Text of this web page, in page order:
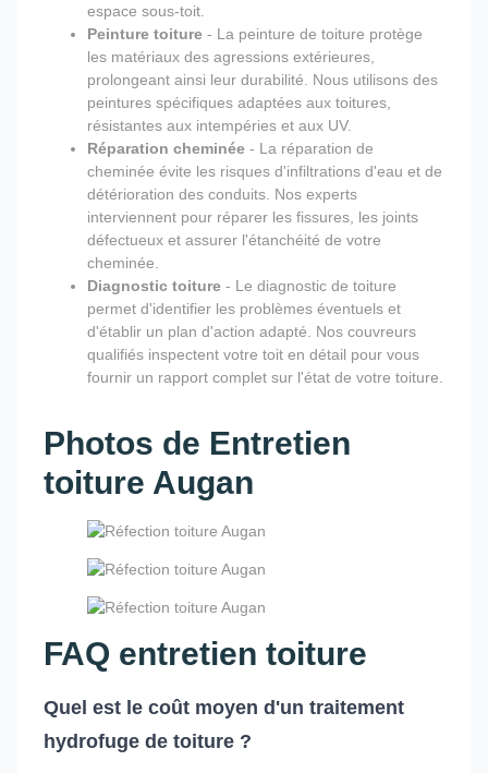
espace sous-toit.
Peinture toiture - La peinture de toiture protège
les matériaux des agressions extérieures,
prolongeant ainsi leur durabilité. Nous utilisons des
peintures spécifiques adaptées aux toitures,
résistantes aux intempéries et aux UV.
Réparation cheminée - La réparation de
cheminée évite les risques d'infiltrations d'eau et de
détérioration des conduits. Nos experts
interviennent pour réparer les fissures, les joints
défectueux et assurer l'étanchéité de votre
cheminée.
Diagnostic toiture - Le diagnostic de toiture
permet d'identifier les problèmes éventuels et
d'établir un plan d'action adapté. Nos couvreurs
qualifiés inspectent votre toit en détail pour vous
fournir un rapport complet sur l'état de votre toiture.
Photos de Entretien
toiture Augan
FAQ entretien toiture
Quel est le coût moyen d'un traitement
hydrofuge de toiture ?